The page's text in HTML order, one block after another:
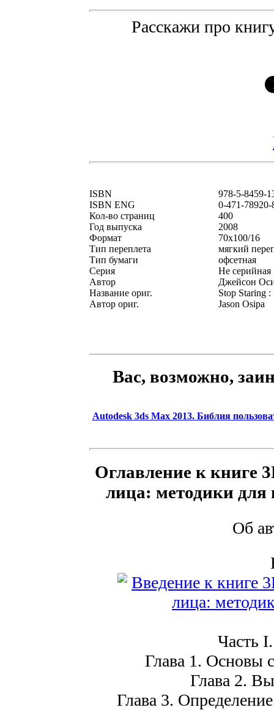
Расскажи про
ISBN
978-5-8459-
ISBN ENG
0-471-78920-
Кол-во страниц
400
Год выпуска
2008
Формат
70x100/16
Тип переплета
мягкий
Тип бумаги
офсетная
Серия
Не серийная
Автор
Джейсон
Название ориг.
Stop Staring
Автор ориг.
Jason Osipa
Вас, возможно,
Autodesk 3ds Max 2013. Библия
Оглавление к книге
лица: методики для
Об
Часть
Глава 1. Основы
Глава 2.
Глава 3.